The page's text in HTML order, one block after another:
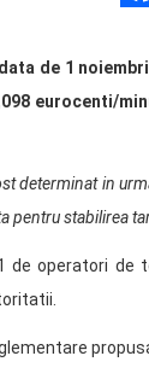
data de 1
eurocenti/
determinat in
pentru stabilirea
de operatori de